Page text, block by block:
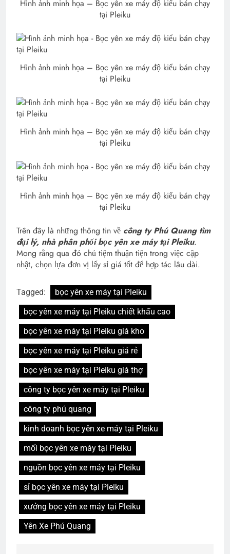
Hình ảnh minh họa – Bọc yên xe máy độ kiểu bán chạy
tại Pleiku
Hình ảnh minh họa – Bọc yên xe máy độ kiểu bán chạy
tại Pleiku
Hình ảnh minh họa – Bọc yên xe máy độ kiểu bán chạy
tại Pleiku
Hình ảnh minh họa – Bọc yên xe máy độ kiểu bán chạy
tại Pleiku
Trên đây là những thông tin về công ty Phú Quang tìm
đại lý, nhà phân phối bọc yên xe máy tại Pleiku.
Mong rằng qua đó chủ tiệm thuận tiện trong việc cập
nhật, chọn lựa đơn vị lấy sỉ giá tốt để hợp tác lâu dài.
Tagged:
bọc yên xe máy tại Pleiku
bọc yên xe máy tại Pleiku chiết khấu cao
bọc yên xe máy tại Pleiku giá kho
bọc yên xe máy tại Pleiku giá rẻ
bọc yên xe máy tại Pleiku giá thợ
công ty bọc yên xe máy tại Pleiku
công ty phú quang
kinh doanh bọc yên xe máy tại Pleiku
mối bọc yên xe máy tại Pleiku
nguồn bọc yên xe máy tại Pleiku
sỉ bọc yên xe máy tại Pleiku
xưởng bọc yên xe máy tại Pleiku
Yên Xe Phú Quang